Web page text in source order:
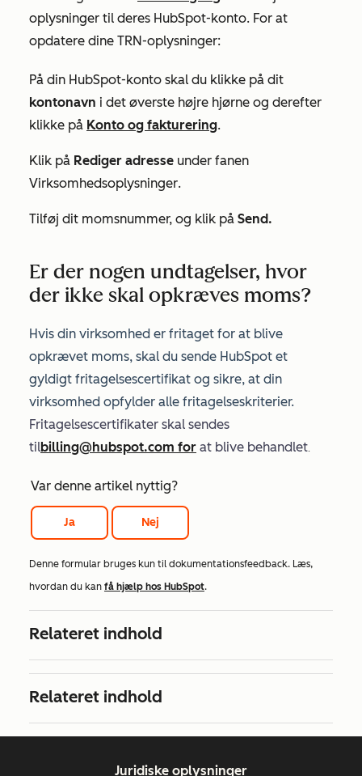
oplysninger til deres HubSpot-konto. For at
opdatere dine TRN-oplysninger:
På din HubSpot-konto skal du klikke på dit
kontonavn i det øverste højre hjørne og derefter
klikke på Konto og fakturering.
Klik på Rediger adresse under fanen
Virksomhedsoplysninger.
Tilføj dit momsnummer, og klik på Send.
Er der nogen undtagelser, hvor
der ikke skal opkræves moms?
Hvis din virksomhed er fritaget for at blive
opkrævet moms, skal du sende HubSpot et
gyldigt fritagelsescertifikat og sikre, at din
virksomhed opfylder alle fritagelseskriterier.
Fritagelsescertifikater skal sendes
tilbilling@hubspot.com for at blive behandlet.
Var denne artikel nyttig?
Ja Nej
Denne formular bruges kun til dokumentationsfeedback. Læs,
hvordan du kan få hjælp hos HubSpot.
Relateret indhold
Relateret indhold
Juridiske oplysninger